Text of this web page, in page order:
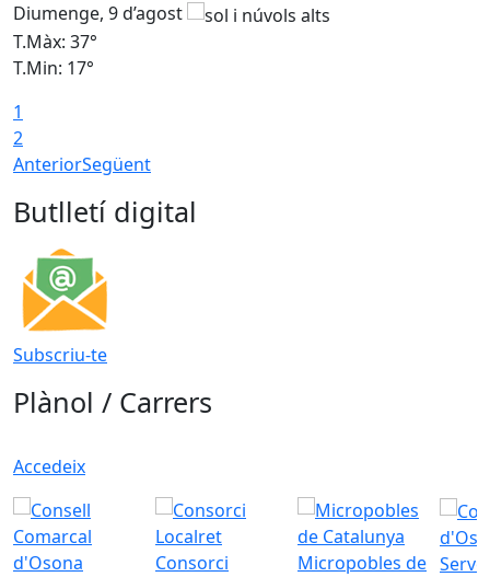
Diumenge, 9 d’agost
T.Màx: 37°
T.Min: 17°
1
2
AnteriorSegüent
Butlletí digital
Subscriu-te
Plànol / Carrers
Accedeix
Consorci
Micropobles de